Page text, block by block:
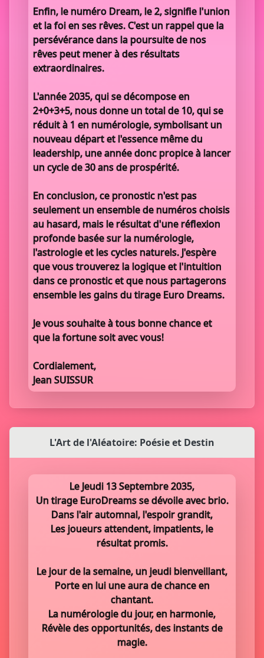
Enfin, le numéro Dream, le 2, signifie l'union
et la foi en ses rêves. C'est un rappel que la
persévérance dans la poursuite de nos
rêves peut mener à des résultats
extraordinaires.
L'année 2035, qui se décompose en
2+0+3+5, nous donne un total de 10, qui se
réduit à 1 en numérologie, symbolisant un
nouveau départ et l'essence même du
leadership, une année donc propice à lancer
un cycle de 30 ans de prospérité.
En conclusion, ce pronostic n'est pas
seulement un ensemble de numéros choisis
au hasard, mais le résultat d'une réflexion
profonde basée sur la numérologie,
l'astrologie et les cycles naturels. J'espère
que vous trouverez la logique et l'intuition
dans ce pronostic et que nous partagerons
ensemble les gains du tirage Euro Dreams.
Je vous souhaite à tous bonne chance et
que la fortune soit avec vous!
Cordialement,
Jean SUISSUR
L'Art de l'Aléatoire: Poésie et Destin
Le Jeudi 13 Septembre 2035,
Un tirage EuroDreams se dévoile avec brio.
Dans l'air automnal, l'espoir grandit,
Les joueurs attendent, impatients, le
résultat promis.
Le jour de la semaine, un jeudi bienveillant,
Porte en lui une aura de chance en
chantant.
La numérologie du jour, en harmonie,
Révèle des opportunités, des instants de
magie.